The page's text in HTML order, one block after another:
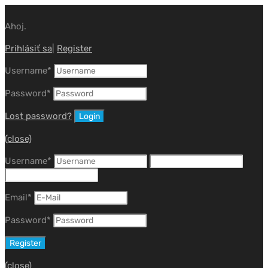
Ahoj.
Prihlásiť sa Register
Username*
Password*
Lost password?
(close)
Username*
Email*
Password*
(close)